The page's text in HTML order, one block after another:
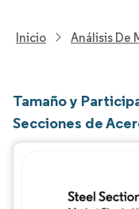
Inicio Análisis De
Tamaño y
Secciones de